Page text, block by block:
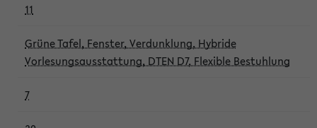
11
Grüne Tafel, Fenster, Verdunklung, Hybride
Vorlesungsausstattung, DTEN D7, Flexible Bestuhlung
7